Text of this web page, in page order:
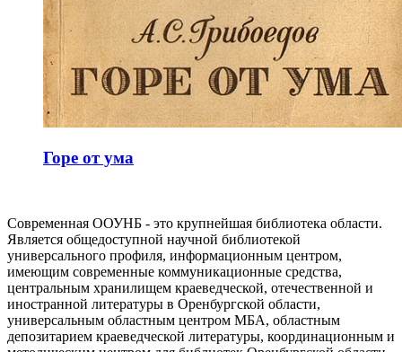
Горе от ума
Современная ООУНБ - это крупнейшая библиотека области.
Является общедоступной научной библиотекой
универсального профиля, информационным центром,
имеющим современные коммуникационные средства,
центральным хранилищем краеведческой, отечественной и
иностранной литературы в Оренбургской области,
универсальным областным центром МБА, областным
депозитарием краеведческой литературы, координационным и